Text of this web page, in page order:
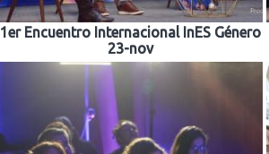
1er Encuentro Internacional InES Género
23-nov